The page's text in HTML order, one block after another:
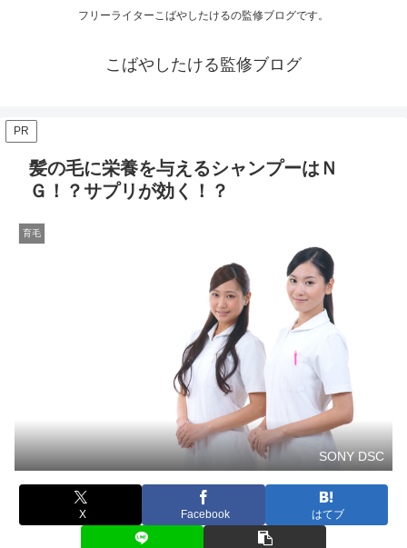
フリーライターこばやしたけるの監修ブログです。
こばやしたける監修ブログ
PR
髪の毛に栄養を与えるシャンプーはＮ
Ｇ！？サプリが効く！？
育毛
SONY DSC
X Facebook はてブ